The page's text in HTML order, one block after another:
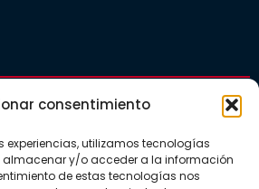
consentimiento
experiencias, utilizamos tecnologías
y/o acceder a la información
de estas tecnologías nos